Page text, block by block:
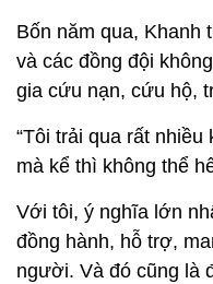
Bốn năm qua, Khanh
và các đồng đội
gia cứu nạn, cứu hộ,
“Tôi trải qua rất
mà kể thì không thể
Với tôi, ý nghĩa lớn
đồng hành, hỗ trợ,
người. Và đó cũng là